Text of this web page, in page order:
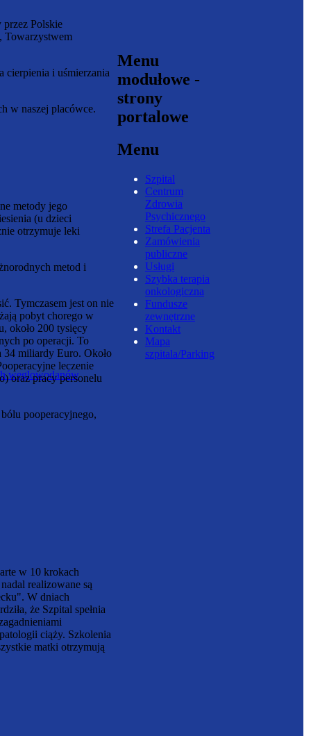
węglowodanów
przez Polskie
Towarzystwem
cierpienia i uśmierzania
w naszej placówce.
metody jego
(u dzieci
otrzymuje leki
metod i
Tymczasem jest on nie
pobyt chorego w
około 200 tysięcy
po operacji. To
34 miliardy Euro. Około
leczenie
oraz pracy personelu
pooperacyjnego,
w 10 krokach
realizowane są
W dniach
że Szpital spełnia
ciąży. Szkolenia
matki otrzymują
Menu
modułowe -
strony
portalowe
Menu
Szpital
Centrum
Zdrowia
Psychicznego
Strefa Pacjenta
Zamówienia
publiczne
Usługi
Szybka terapia
onkologiczna
Fundusze
zewnętrzne
Kontakt
Mapa
szpitala/Parking